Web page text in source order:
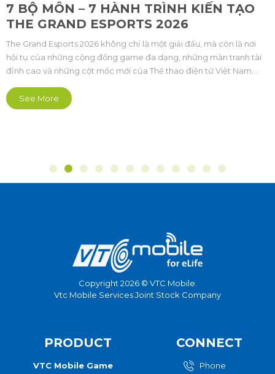
7 BỘ MÔN – 7 HÀNH TRÌNH KIẾN TẠO
THE GRAND ESPORTS 2026
The Grand Esports 2026 không chỉ là một giải đấu, mà còn là nơi
hội tụ của những cộng đồng game đa dạng, những màn tranh tài
đỉnh cao và những cột mốc mới của Thể thao điện tử Việt Nam.
Audition, Đột Kích CrossFire, Epic Seven, Au Mobile, Summoners
War, Street Fighter 6 và Yulgang Origin, đại diện cho nhiều thể loại
See More
Copyright 2026 © VTC Mobile.
Vtc Mobile Services Joint Stock Company
PRODUCT
VTC Mobile Game
CONNECT
Phone